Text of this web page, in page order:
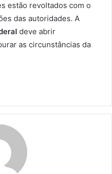
estão revoltados com o
das autoridades. A
deve abrir
as circunstâncias da